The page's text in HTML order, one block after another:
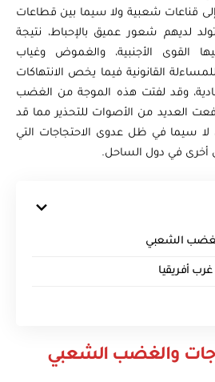
قناعات شعبية ولا سيما بين قطاعات
لديهم شعور عميق بالإحباط، نتيجة
القوى الأجنبية، والغموض وغياب
القانونية فيما يخص الانتهاكات
وقد لفتت هذه الموجة من الغضب
العديد من الأصوات للتحذير مما قد
سيما في ظل عدوى الاحتجاجات التي
أخرى في دول الساحل.
الشعبي
أفريقيا
والغضب الشعبي